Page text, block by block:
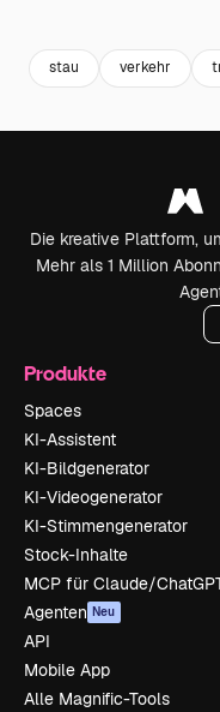
stau verkehr
Die kreative Plattform,
Mehr als 1 Million
Produkte
Spaces
KI-Assistent
KI-Bildgenerator
KI-Videogenerator
KI-Stimmengenerator
Stock-Inhalte
MCP für Claude/
Agenten Neu
API
Mobile App
Alle Magnific-Tools